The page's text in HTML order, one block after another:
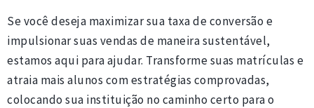
Se você deseja maximizar sua taxa de conversão e
impulsionar suas vendas de maneira sustentável,
estamos aqui para ajudar. Transforme suas matrículas e
atraia mais alunos com estratégias comprovadas,
colocando sua instituição no caminho certo para o